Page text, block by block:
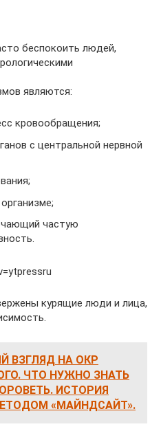
беспокоить людей,
являются:
кровообращения;
с центральной нервной
частую
курящие люди и лица,
ВЗГЛЯД НА ОКР
ЧТО НУЖНО ЗНАТЬ
ИСТОРИЯ
«МАЙНДСАЙТ».